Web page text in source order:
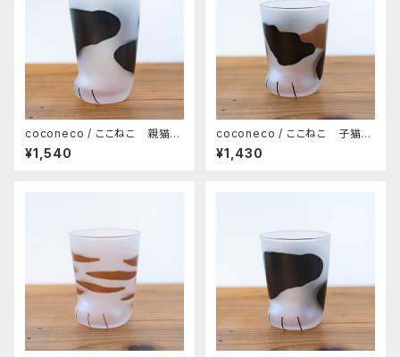
coconeco / ここねこ 親猫タ
ンブラー 300ml（ブチ）
¥1,540
coconeco / ここねこ 子猫タ
ンブラー 230ml（ミケ）
¥1,430